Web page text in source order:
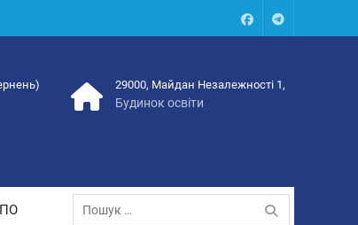
FacebookTalegram
29000, Майдан Незалежності 1,
Будинок освіти
Пошук: